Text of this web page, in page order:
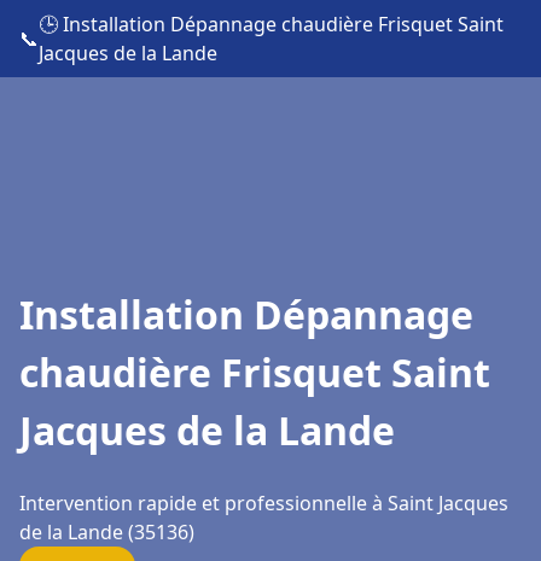
📞
🕒 Installation Dépannage chaudière Frisquet Saint
Jacques de la Lande
Installation Dépannage
chaudière Frisquet Saint
Jacques de la Lande
Intervention rapide et professionnelle à Saint Jacques
de la Lande (35136)